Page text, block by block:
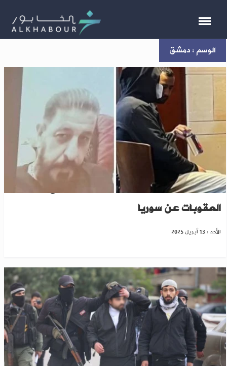
الوسم : دمشق
“حفّار القبور” يكشف هويته ويطالب برفع
العقوبات عن سوريا
الأحد : 13 أبريل 2025